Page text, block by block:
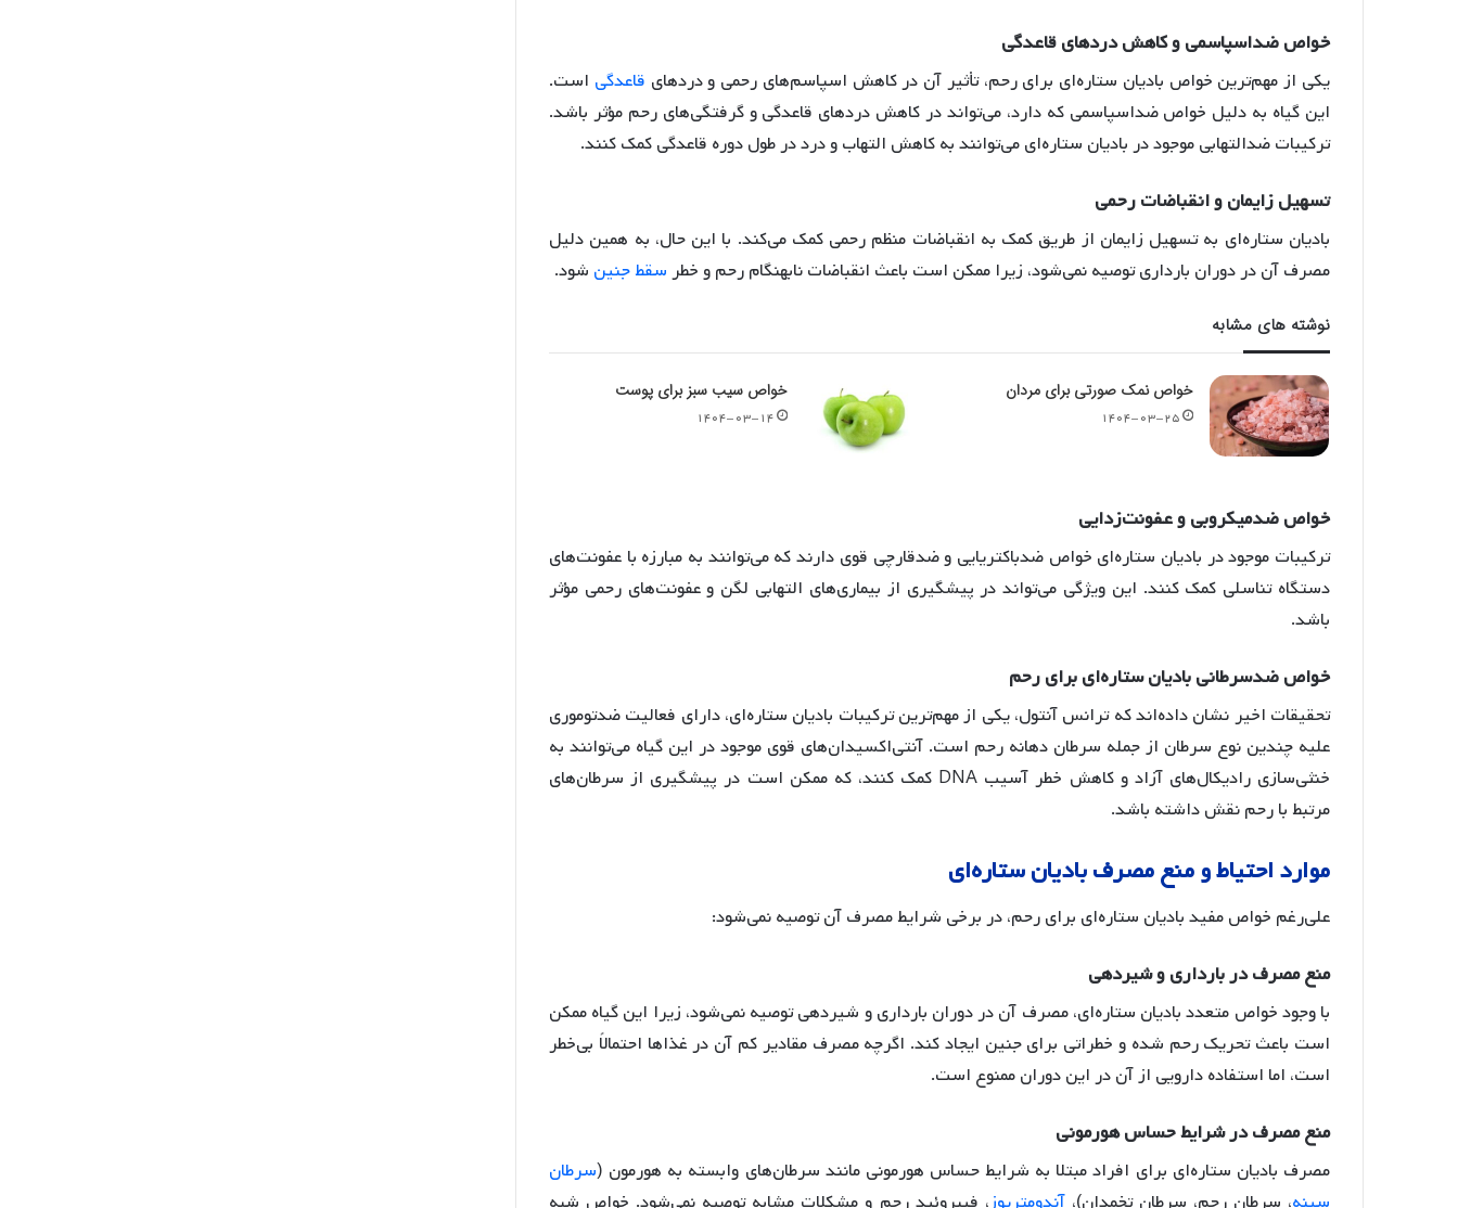
خواصضداسپاسمیوکاهشدردهایقاعدگی
یکی از مهم‌ترین خواص بادیان ستاره‌ای برای رحم، تأثیر آن در کاهش اسپاسم‌های رحمی و دردهای قاعدگی است.
این گیاه به دلیل خواص ضداسپاسمی که دارد، می‌تواند در کاهش دردهای قاعدگی و گرفتگی‌های رحم مؤثر باشد.
ترکیبات ضدالتهابی موجود در بادیان ستاره‌ای می‌توانند به کاهش التهاب و درد در طول دوره قاعدگی کمک کنند.
تسهیلزایمانوانقباضاترحمی
بادیان ستاره‌ای به تسهیل زایمان از طریق کمک به انقباضات منظم رحمی کمک می‌کند. با این حال، به همین دلیل
مصرف آن در دوران بارداری توصیه نمی‌شود، زیرا ممکن است باعث انقباضات نابهنگام رحم و خطرسقط جنین شود.
نوشته های مشابه
خواص نمک صورتی برای مردان
۱۴۰۴-۰۳-۲۵
خواص سیب سبز برای پوست
۱۴۰۴-۰۳-۱۴
خواصضدمیکروبیوعفونتزدایی
ترکیبات موجود در بادیان ستاره‌ای خواص ضدباکتریایی و ضدقارچی قوی دارند که می‌توانند به مبارزه با عفونت‌های
دستگاه تناسلی کمک کنند. این ویژگی می‌تواند در پیشگیری از بیماری‌های التهابی لگن و عفونت‌های رحمی مؤثر
باشد.
خواصضدسرطانیبادیانستارهایبرایرحم
تحقیقات اخیر نشان داده‌اند که ترانس آنتول، یکی از مهم‌ترین ترکیبات بادیان ستاره‌ای، دارای فعالیت ضدتوموری
علیه چندین نوع سرطان از جمله سرطان دهانه رحم است. آنتی‌اکسیدان‌های قوی موجود در این گیاه می‌توانند به
خنثی‌سازی رادیکال‌های آزاد و کاهش خطر آسیب DNA کمک کنند، که ممکن است در پیشگیری از سرطان‌های
مرتبط با رحم نقش داشته باشد.
موارد احتیاطومنعمصرفبادیانستارهای
علی‌رغم خواص مفید بادیان ستاره‌ای برای رحم، در برخی شرایط مصرف آن توصیه نمی‌شود:
منعمصرفدربارداریوشیردهی
با وجود خواص متعدد بادیان ستاره‌ای، مصرف آن در دوران بارداری و شیردهی توصیه نمی‌شود، زیرا این گیاه ممکن
است باعث تحریک رحم شده و خطراتی برای جنین ایجاد کند. اگرچه مصرف مقادیر کم آن در غذاها احتمالاً بی‌خطر
است، اما استفاده دارویی از آن در این دوران ممنوع است.
منعمصرفدرشرایطحساسهورمونی
مصرف بادیان ستاره‌ای برای افراد مبتلا به شرایط حساس هورمونی مانند سرطان‌های وابسته به هورمون (سرطان
سینه، سرطان رحم، سرطان تخمدان)،آندومتریوز، فیبروئید رحم و مشکلات مشابه توصیه نمی‌شود. خواص شبه